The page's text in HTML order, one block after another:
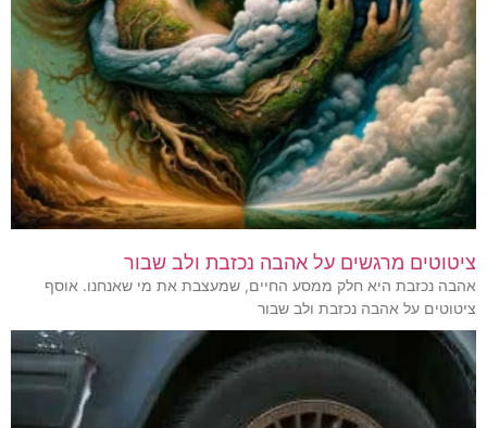
ציטוטים מרגשים על אהבה נכזבת ולב שבור
אהבה נכזבת היא חלק ממסע החיים, שמעצבת את מי שאנחנו. אוסף
ציטוטים על אהבה נכזבת ולב שבור